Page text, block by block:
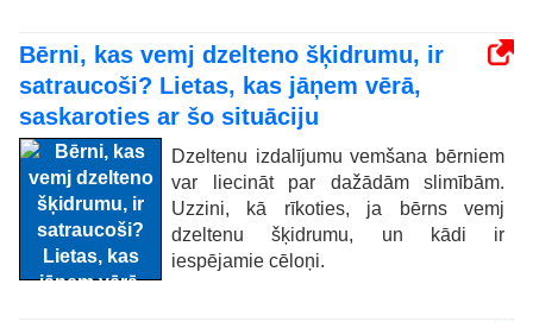
Bērni, kas vemj dzelteno šķidrumu, ir
satraucoši? Lietas, kas jāņem vērā,
saskaroties ar šo situāciju
Dzeltenu izdalījumu vemšana bērniem
var liecināt par dažādām slimībām.
Uzzini, kā rīkoties, ja bērns vemj
dzeltenu šķidrumu, un kādi ir
iespējamie cēloņi.